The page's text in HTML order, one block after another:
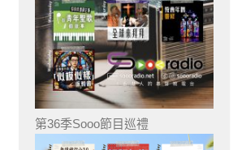
第36季Sooo節目巡禮